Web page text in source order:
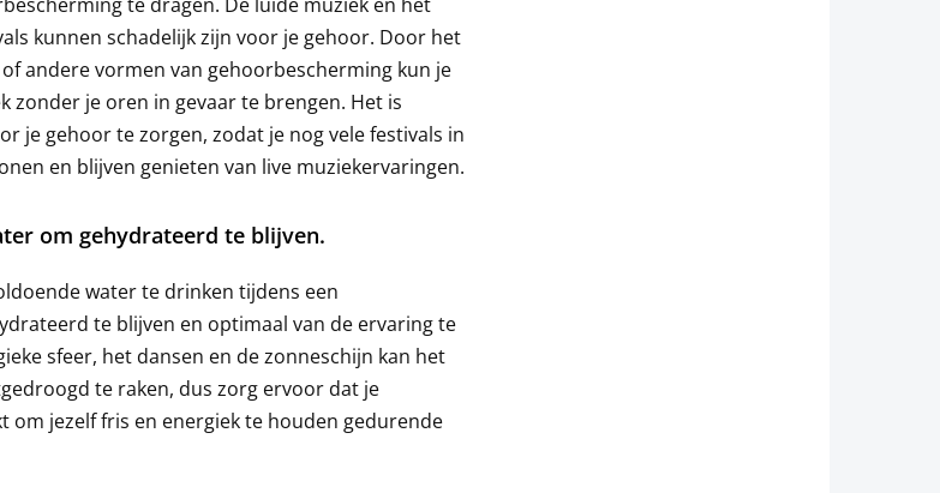
kunnen schadelijk zijn voor je gehoor. Door het
andere vormen van gehoorbescherming kun je
zonder je oren in gevaar te brengen. Het is
je gehoor te zorgen, zodat je nog vele festivals in
en blijven genieten van live muziekervaringen.
om gehydrateerd te blijven.
water te drinken tijdens een
te blijven en optimaal van de ervaring te
sfeer, het dansen en de zonneschijn kan het
te raken, dus zorg ervoor dat je
om jezelf fris en energiek te houden gedurende